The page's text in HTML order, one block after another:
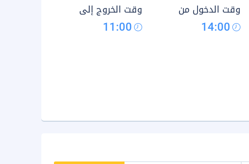
وقت الدخول من
14:00
وقت الخروج إلى
11:00